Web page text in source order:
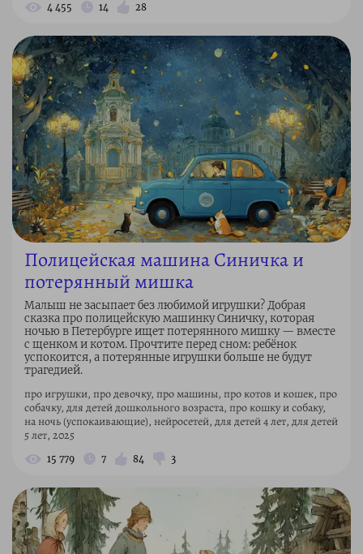
4 455 14 28
Полицейская машина Синичка и
потерянный мишка
Малыш не засыпает без любимой игрушки? Добрая
сказка про полицейскую машинку Синичку, которая
ночью в Петербурге ищет потерянного мишку — вместе
с щенком и котом. Прочтите перед сном: ребёнок
успокоится, а потерянные игрушки больше не будут
трагедией.
про игрушки, про девочку, про машины, про котов и кошек, про
собачку, для детей дошкольного возраста, про кошку и собаку,
на ночь (успокаивающие), нейросетей, для детей 4 лет, для детей
5 лет, 2025
15 779 7 84 3